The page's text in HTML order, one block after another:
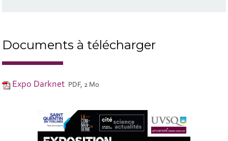
Documents à télécharger
Expo Darknet PDF, 2 Mo